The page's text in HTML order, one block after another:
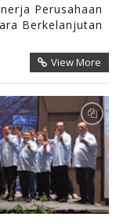
Perusahaan
Berkelanjutan
View More